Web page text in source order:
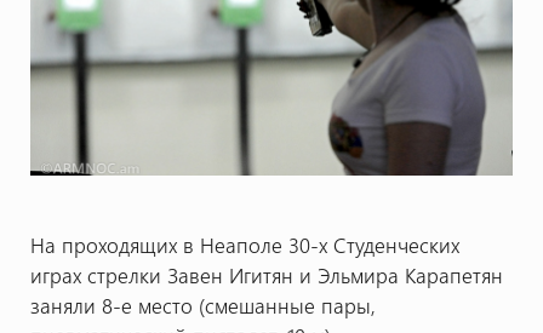
На проходящих в Неаполе 30-х Студенческих
играх стрелки Завен Игитян и Эльмира Карапетян
заняли 8-е место (смешанные пары,